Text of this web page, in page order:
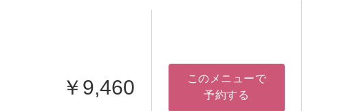
￥9,460
このメニューで
予約する